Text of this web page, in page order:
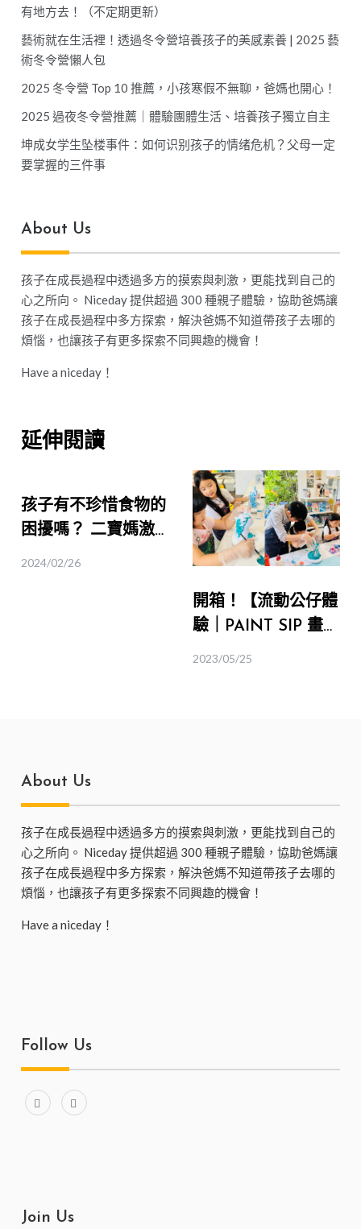
有地方去！（不定期更新）
藝術就在生活裡！透過冬令營培養孩子的美感素養 | 2025 藝
術冬令營懶人包
2025 冬令營 Top 10 推薦，小孩寒假不無聊，爸媽也開心！
2025 過夜冬令營推薦｜體驗團體生活、培養孩子獨立自主
坤成女学生坠楼事件：如何识别孩子的情绪危机？父母一定
要掌握的三件事
About Us
孩子在成長過程中透過多方的摸索與刺激，更能找到自己的
心之所向。 Niceday 提供超過 300 種親子體驗，協助爸媽讓
孩子在成長過程中多方探索，解決爸媽不知道帶孩子去哪的
煩惱，也讓孩子有更多探索不同興趣的機會！
Have a niceday！
延伸閱讀
孩子有不珍惜食物的
困擾嗎？ 二寶媽激
推【都市裡的小小農
2024/02/26
開箱！【流動公仔體
驗｜PAINT SIP 畫
2023/05/25
About Us
孩子在成長過程中透過多方的摸索與刺激，更能找到自己的
心之所向。 Niceday 提供超過 300 種親子體驗，協助爸媽讓
孩子在成長過程中多方探索，解決爸媽不知道帶孩子去哪的
煩惱，也讓孩子有更多探索不同興趣的機會！
Have a niceday！
Follow Us
Join Us